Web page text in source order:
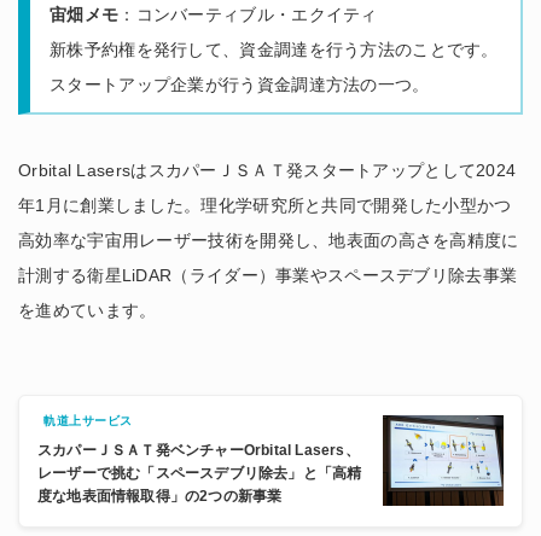
宙畑メモ ：コンバーティブル・エクイティ
新株予約権を発行して、資金調達を行う方法のことです。
スタートアップ企業が行う資金調達方法の一つ。
Orbital LasersはスカパーＪＳＡＴ発スタートアップとして2024
年1月に創業しました。理化学研究所と共同で開発した小型かつ
高効率な宇宙用レーザー技術を開発し、地表面の高さを高精度に
計測する衛星LiDAR（ライダー）事業やスペースデブリ除去事業
を進めています。
軌道上サービス
スカパーＪＳＡＴ発ベンチャーOrbital Lasers、
レーザーで挑む「スペースデブリ除去」と「高精
度な地表面情報取得」の2つの新事業